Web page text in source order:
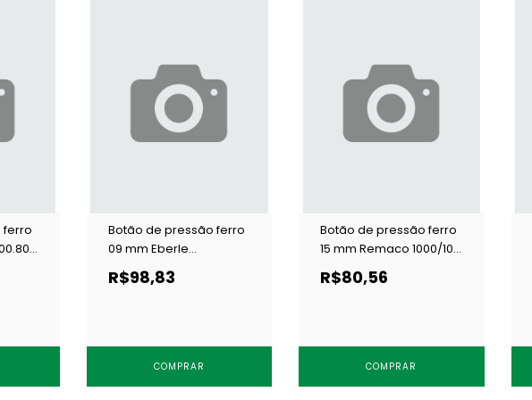
ferro
Botão de pressão ferro
09 mm Eberle
BT7.090.36.F OXIT c/ 200
un
R$98,83
COMPRAR
Botão de pressão ferro
15 mm Remaco 1000/100
ZP c/ 200 un
R$80,56
COMPRAR